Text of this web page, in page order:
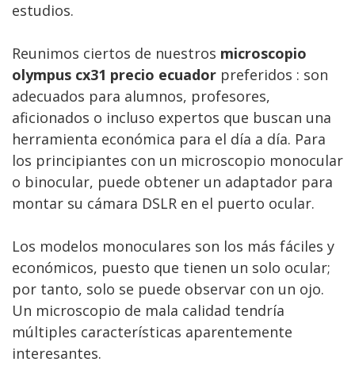
estudios.
Reunimos ciertos de nuestros microscopio
olympus cx31 precio ecuador preferidos : son
adecuados para alumnos, profesores,
aficionados o incluso expertos que buscan una
herramienta económica para el día a día. Para
los principiantes con un microscopio monocular
o binocular, puede obtener un adaptador para
montar su cámara DSLR en el puerto ocular.
Los modelos monoculares son los más fáciles y
económicos, puesto que tienen un solo ocular;
por tanto, solo se puede observar con un ojo.
Un microscopio de mala calidad tendría
múltiples características aparentemente
interesantes.